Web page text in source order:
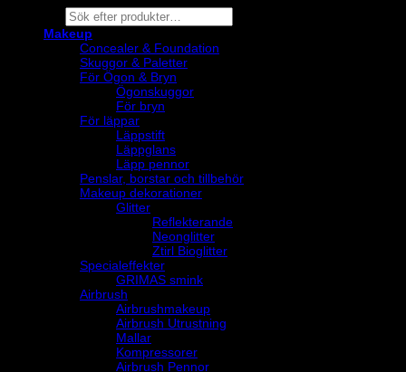
Products
search
Makeup
Concealer & Foundation
Skuggor & Paletter
För Ögon & Bryn
Ögonskuggor
För bryn
För läppar
Läppstift
Läppglans
Läpp pennor
Penslar, borstar och tillbehör
Makeup dekorationer
Glitter
Reflekterande
Neonglitter
Ztirl Bioglitter
Specialeffekter
GRIMAS smink
Airbrush
Airbrushmakeup
Airbrush Utrustning
Mallar
Kompressorer
Airbrush Pennor